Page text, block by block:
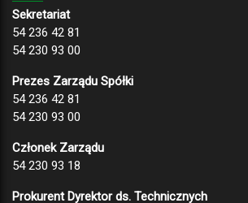
Sekretariat
54 236 42 81
54 230 93 00
Prezes Zarządu Spółki
54 236 42 81
54 230 93 00
Członek Zarządu
54 230 93 18
Prokurent Dyrektor ds. Technicznych